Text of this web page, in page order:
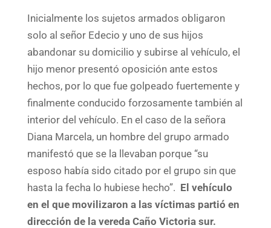
Inicialmente los sujetos armados obligaron
solo al señor Edecio y uno de sus hijos
abandonar su domicilio y subirse al vehículo, el
hijo menor presentó oposición ante estos
hechos, por lo que fue golpeado fuertemente y
finalmente conducido forzosamente también al
interior del vehículo. En el caso de la señora
Diana Marcela, un hombre del grupo armado
manifestó que se la llevaban porque “su
esposo había sido citado por el grupo sin que
hasta la fecha lo hubiese hecho”. El vehículo
en el que movilizaron a las víctimas partió en
dirección de la vereda Caño Victoria sur.